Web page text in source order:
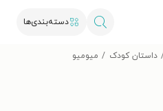
دسته‌بندی‌ها
داستان کودک میومیو